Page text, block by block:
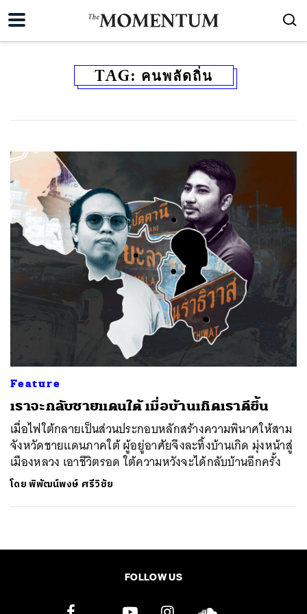
TAG: คนพลัดถิ่น
Feature
เราจะกลับชายแดนใต้ เมื่อบ้านเกิดเราดีขึ้น
เมื่อไฟใต้กลายเป็นส่วนประกอบหลักสร้างความพินาศให้สาม
จังหวัดชายแดนภาคใต้ ผู้อยู่อาศัยจึงละทิ้งบ้านเกิด มุ่งหน้าสู่
เมืองหลวง เอาชีวิตรอด ใต้ความหวังจะได้กลับบ้านอีกครั้ง
โดยพิพัฒน์พงษ์ ศรีวิชัย
FOLLOW US
TWEET LINE EMAIL